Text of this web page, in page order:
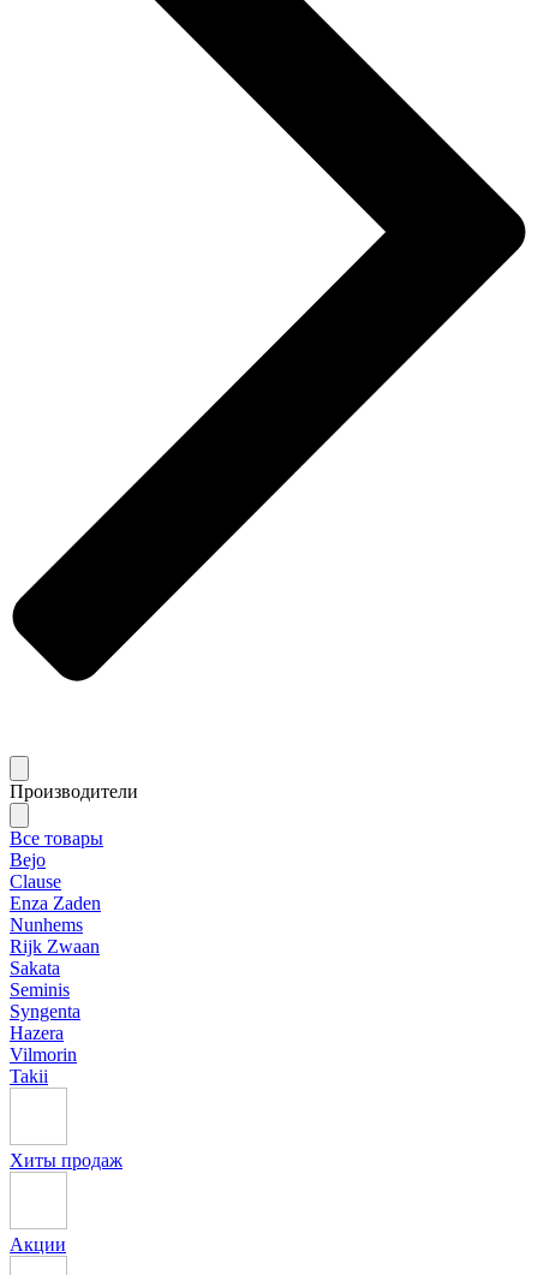
Производители
Все товары
Bejo
Clause
Enza Zaden
Nunhems
Rijk Zwaan
Sakata
Seminis
Syngenta
Hazera
Vilmorin
Takii
Хиты продаж
Акции